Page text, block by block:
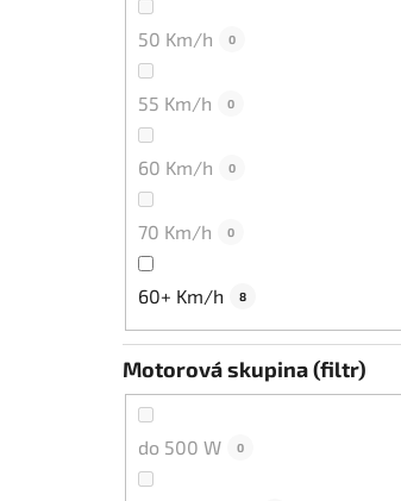
50 Km/h 0
55 Km/h 0
60 Km/h 0
70 Km/h 0
60+ Km/h 8
Motorová skupina (filtr)
do 500 W 0